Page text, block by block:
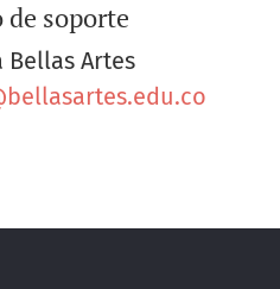
de soporte
Artes